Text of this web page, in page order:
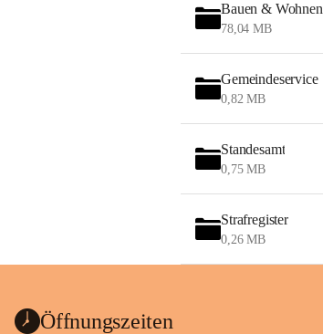
Bauen & Wohnen
78,04 MB
Gemeindeservice
0,82 MB
Standesamt
0,75 MB
Strafregister
0,26 MB
Öffnungszeiten